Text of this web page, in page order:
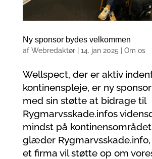
Ny sponsor bydes velkommen
af Webredaktør| 14. jan 2025 Om os
Wellspect, der er aktiv
kontinenspleje, er ny
med sin støtte at bidrage til
Rygmarvsskade.infos
mindst på
glæder
et firma vil støtte op om